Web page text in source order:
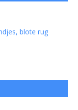
blote rug